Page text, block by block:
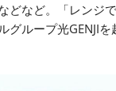
どなど。「レンジ
ループ光GENJI